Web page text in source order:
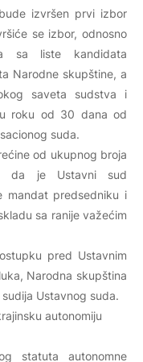
izvršen prvi izbor
se izbor, odnosno
sa liste kandidata
Narodne skupštine, a
saveta sudstva i
roku od 30 dana od
suda.
od ukupnog broja
da je Ustavni sud
mandat predsedniku i
sa ranije važećim
pred Ustavnim
Narodna skupština
Ustavnog suda.
autonomiju
statuta autonomne